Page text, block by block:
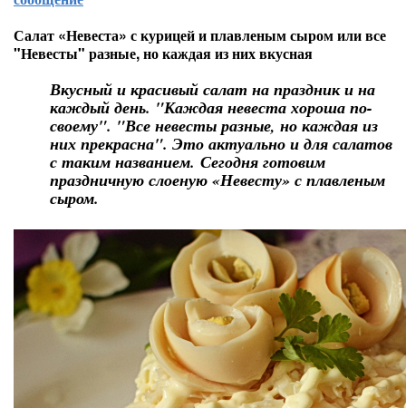
Салат «Невеста» с курицей и плавленым сыром или все
"Невесты" разные, но каждая из них вкусная
Вкусный и красивый салат на праздник и на
каждый день. "Каждая невеста хороша по-
своему". "Все невесты разные, но каждая из
них прекрасна". Это актуально и для салатов
с таким названием. Сегодня готовим
праздничную слоеную «Невесту» с плавленым
сыром.